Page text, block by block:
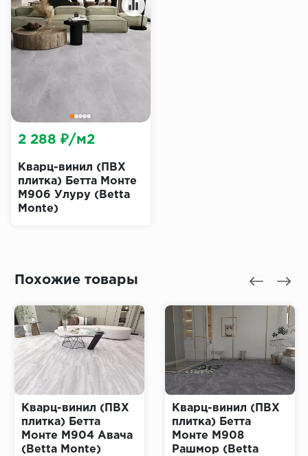
Кварц-винил (ПВХ
плитка) Бетта Монте
M906 Улуру (Betta
Monte)
2 288 ₽/м2
Похожие товары
Кварц-винил (ПВХ
плитка) Бетта
Монте M904 Авача
(Betta Monte)
Кварц-винил (ПВХ
плитка) Бетта
Монте M908
Рашмор (Betta